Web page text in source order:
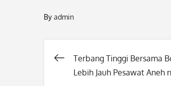
By admin
Post
Terbang Tinggi Bersama
Lebih Jauh Pesawat Aneh